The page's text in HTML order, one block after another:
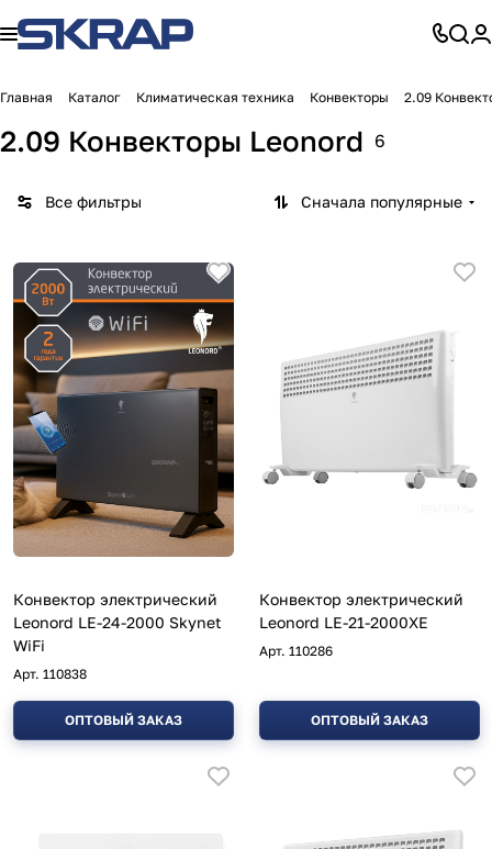
Главная Каталог Климатическая техника Конвекторы 2.09
2.09 Конвекторы Leonord 6
Все фильтры Сначала популярные
Конвектор электрический
Leonord LE-24-2000 Skynet
WiFi
Арт. 110838
ОПТОВЫЙ ЗАКАЗ
Конвектор электрический
Leonord LE-21-2000XE
Арт. 110286
ОПТОВЫЙ ЗАКАЗ